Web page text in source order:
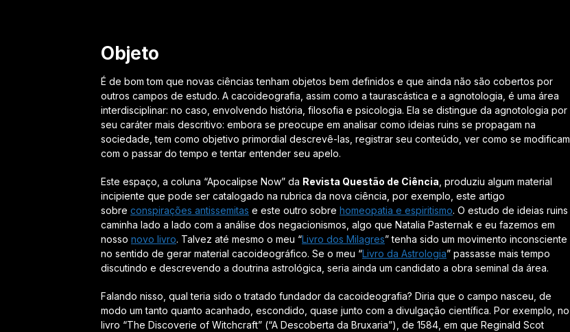
Objeto
É de bom tom que novas ciências tenham objetos bem definidos e que ainda não são cobertos por
outros campos de estudo. A cacoideografia, assim como a taurascástica e a agnotologia, é uma área
interdisciplinar: no caso, envolvendo história, filosofia e psicologia. Ela se distingue da agnotologia por
seu caráter mais descritivo: embora se preocupe em analisar como ideias ruins se propagam na
sociedade, tem como objetivo primordial descrevê-las, registrar seu conteúdo, ver como se modificam
com o passar do tempo e tentar entender seu apelo.
Este espaço, a coluna “Apocalipse Now” da Revista Questão de Ciência , produziu algum material
incipiente que pode ser catalogado na rubrica da nova ciência, por exemplo, este artigo
sobre conspirações antissemitas e este outro sobre homeopatia e espiritismo. O estudo de ideias ruins
caminha lado a lado com a análise dos negacionismos, algo que Natalia Pasternak e eu fazemos em
nosso novo livro. Talvez até mesmo o meu “Livro dos Milagres” tenha sido um movimento inconsciente
no sentido de gerar material cacoideográfico. Se o meu “Livro da Astrologia” passasse mais tempo
discutindo e descrevendo a doutrina astrológica, seria ainda um candidato a obra seminal da área.
Falando nisso, qual teria sido o tratado fundador da cacoideografia? Diria que o campo nasceu, de
modo um tanto quanto acanhado, escondido, quase junto com a divulgação científica. Por exemplo, no
livro “The Discoverie of Witchcraft” (“A Descoberta da Bruxaria”), de 1584, em que Reginald Scot